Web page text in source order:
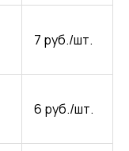
7 руб./шт.
6 руб./шт.